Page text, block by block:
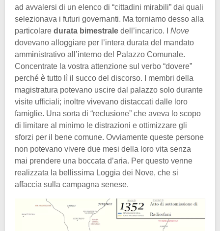
ad avvalersi di un elenco di “cittadini mirabili” dai quali
selezionava i futuri governanti. Ma torniamo desso alla
particolare durata bimestrale dell’incarico. I Nove
dovevano alloggiare per l’intera durata del mandato
amministrativo all’interno del Palazzo Comunale.
Concentrate la vostra attenzione sul verbo “dovere”
perché è tutto lì il succo del discorso. I membri della
magistratura potevano uscire dal palazzo solo durante
visite ufficiali; inoltre vivevano distaccati dalle loro
famiglie. Una sorta di “reclusione” che aveva lo scopo
di limitare al minimo le distrazioni e ottimizzare gli
sforzi per il bene comune. Ovviamente queste persone
non potevano vivere due mesi della loro vita senza
mai prendere una boccata d’aria. Per questo venne
realizzata la bellissima Loggia dei Nove, che si
affaccia sulla campagna senese.